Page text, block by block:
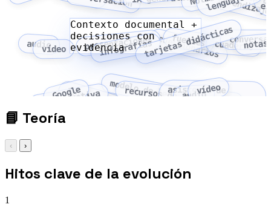
aprendizaje
audiovídeo presentaciones
infografíastarjetas didácticas
cuestionarios
fuentes cuadernonotas
IA generativa
GoogleNotebookLMmodelo de lenguaje
recursos de aprendizaje
asistente de
estudio
audiovídeo
Contexto documental +
decisiones con
evidencia
📘 Teoría
‹ ›
Hitos clave de la evolución
1